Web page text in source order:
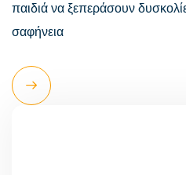
παιδιά να ξεπεράσουν
σαφήνεια
Read